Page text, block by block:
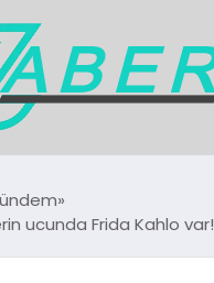
ucunda Frida Kahlo var!